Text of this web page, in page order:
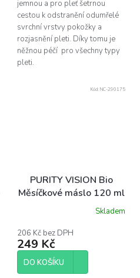
jemnou a pro pleť šetrnou
cestou k odstranění odumřelé
svrchní vrstvy pokožky a
rozjasnění pleti. Díky tomu je
něžnou péčí pro všechny typy
pleti.
PURITY VISION Bio
Měsíčkové máslo 120 ml
produktu
je
5,0
5
Skladem
206 Kč bez DPH
249 Kč
DO KOŠÍKU
Kód: NC-290175